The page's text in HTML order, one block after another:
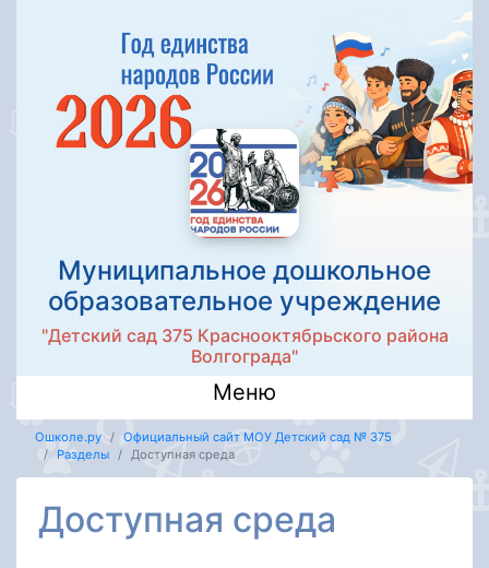
Муниципальное дошкольное
образовательное учреждение
"Детский сад 375 Краснооктябрьского района
Волгограда"
Меню
Ошколе.ру
Официальный сайт МОУ Детский сад № 375
Разделы
Доступная среда
Доступная среда